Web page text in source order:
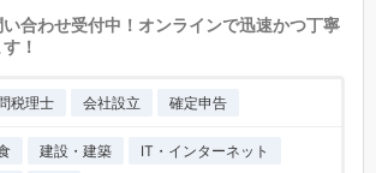
合わせ受付中！オンラインで迅速かつ丁寧
！
税理士 会社設立 確定申告
建設・建築
IT・インターネット